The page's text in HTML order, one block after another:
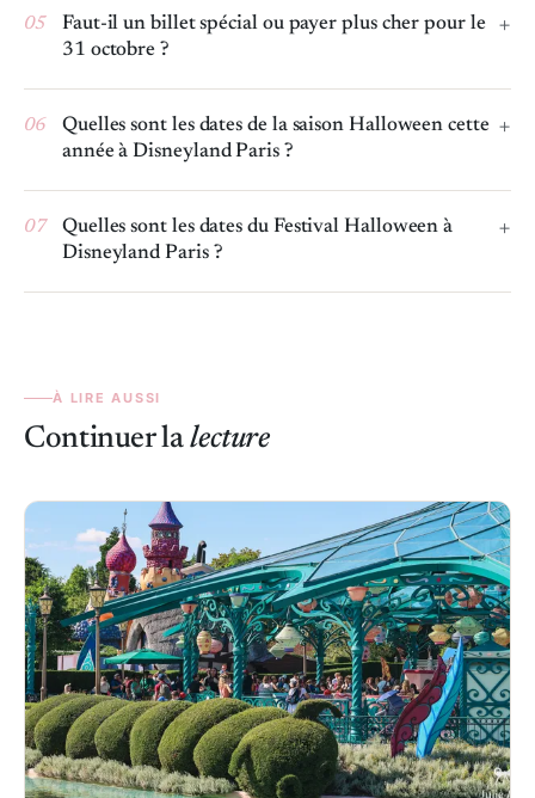
05
Faut-il un billet spécial ou payer plus cher pour le
31 octobre ?
06
Quelles sont les dates de la saison Halloween cette
année à Disneyland Paris ?
07
Quelles sont les dates du Festival Halloween à
Disneyland Paris ?
À LIRE AUSSI
Continuer lalecture